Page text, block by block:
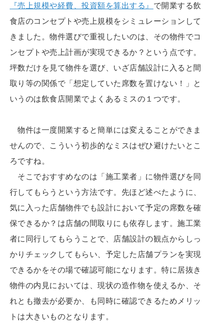
『売上規模や経費、投資額を算出する』 で開業する飲
食店のコンセプトや売上規模をシミュレーションして
きました。物件選びで重視したいのは、その物件でコ
ンセプトや売上計画が実現できるか？という点です。
坪数だけを見て物件を選び、いざ店舗設計に入ると間
取り等の関係で「想定していた席数を置けない！」と
いうのは飲食店開業でよくあるミスの１つです。
物件は一度開業すると簡単には変えることができま
せんので、こういう初歩的なミスはぜひ避けたいとこ
ろですね。
そこでおすすめなのは「施工業者」に物件選びを同
行してもらうという方法です。先ほど述べたように、
気に入った店舗物件でも設計において予定の席数を確
保できるか？は店舗の間取りにも依存します。施工業
者に同行してもらうことで、店舗設計の観点からしっ
かりチェックしてもらい、予定した店舗プランを実現
できるかをその場で確認可能になります。特に居抜き
物件の内見においては、現状の造作物を使えるか、そ
れとも撤去が必要か、も同時に確認できるためメリッ
トは大きいものとなります。